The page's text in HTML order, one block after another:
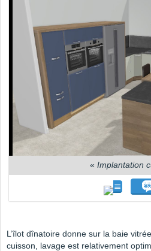
« Implantation
L’îlot dînatoire donne sur la baie
cuisson, lavage est relativement